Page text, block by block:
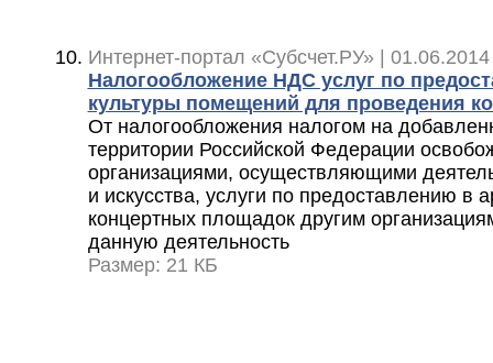
Интернет-портал «Субсчет.РУ» |
Налогообложение НДС услуг по
культуры помещений для проведения
От налогообложения налогом на
территории Российской Федерации
организациями, осуществляющими
и искусства, услуги по предоставлению в
концертных площадок другим
данную деятельность
Размер: 21 КБ